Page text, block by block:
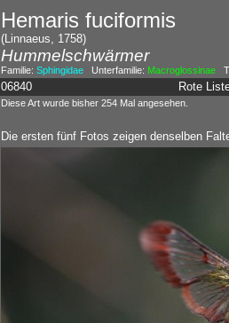
Hemaris fuciformis
(Linnaeus, 1758)
Hummelschwärmer
Familie: SphingidaeUnterfamilie: Macroglossinae
06840 Rote
Diese Art wurde bisher 254 Mal angesehen.
Die ersten fünf Fotos zeigen denselben